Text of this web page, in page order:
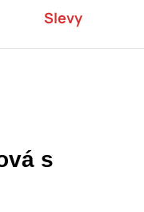
Slevy
s